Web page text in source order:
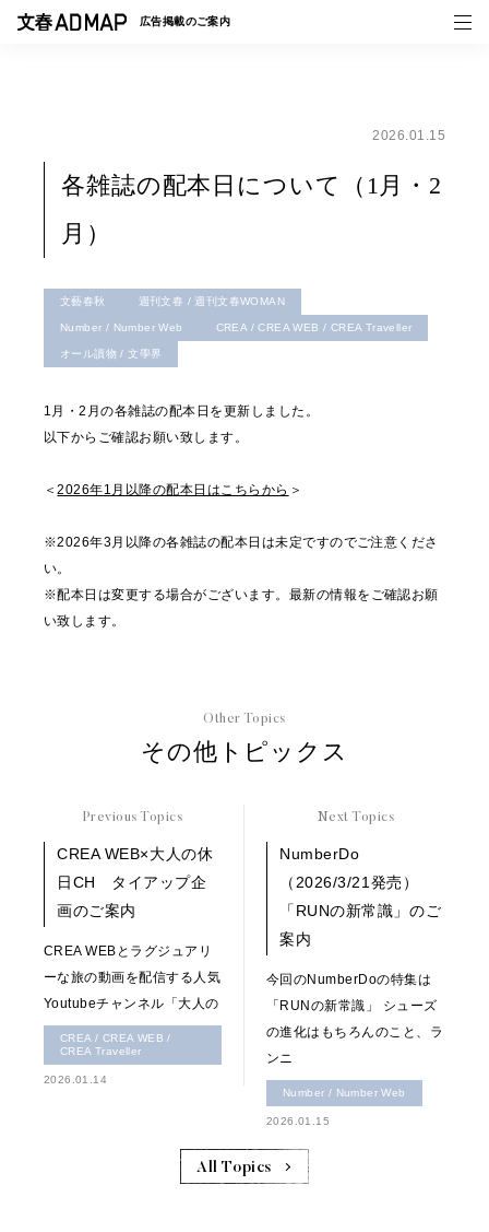
広告掲載のご案内
事例一覧
2026.01.15
各雑誌の配本日について（1月・2
月）
文藝春秋 週刊文春 / 週刊文春WOMAN
Number / Number Web CREA / CREA WEB / CREA Traveller
オール讀物 / 文學界
1月・2月の各雑誌の配本日を更新しました。
以下からご確認お願い致します。
＜2026年1月以降の配本日はこちらから ＞
※2026年3月以降の各雑誌の配本日は未定ですのでご注意くださ
い。
※配本日は変更する場合がございます。最新の情報をご確認お願
い致します。
Other Topics
その他トピックス
Previous Topics
CREA WEB×大人の休
日CH タイアップ企
画のご案内
CREA WEBとラグジュアリ
ーな旅の動画を配信する人気
Youtubeチャンネル「大人の
CREA / CREA WEB /
CREA Traveller
2026.01.14
Next Topics
NumberDo
（2026/3/21発売）
「RUNの新常識」のご
案内
今回のNumberDoの特集は
「RUNの新常識」 シューズ
の進化はもちろんのこと、ラ
ンニ
Number / Number Web
2026.01.15
All Topics